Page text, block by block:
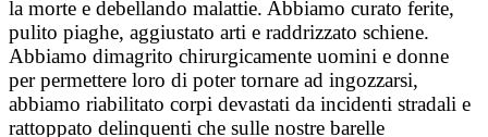
la morte e debellando malattie. Abbiamo curato ferite,
pulito piaghe, aggiustato arti e raddrizzato schiene.
Abbiamo dimagrito chirurgicamente uomini e donne
per permettere loro di poter tornare ad ingozzarsi,
abbiamo riabilitato corpi devastati da incidenti stradali e
rattoppato delinquenti che sulle nostre barelle